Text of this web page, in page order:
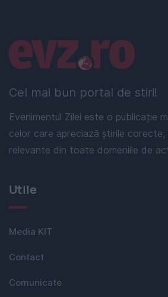
Cel mai bun portal de stiri!
Evenimentul Zilei este o publicație
celor care apreciază știrile corecte,
relevante din toate domeniile de
Linkuri utile
Utile
Media KIT
Contact
Comunicate